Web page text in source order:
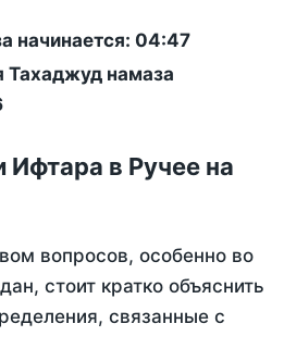
начинается: 04:47
намаза
в Ручее на
вопросов, особенно во
стоит кратко объяснить
связанные с